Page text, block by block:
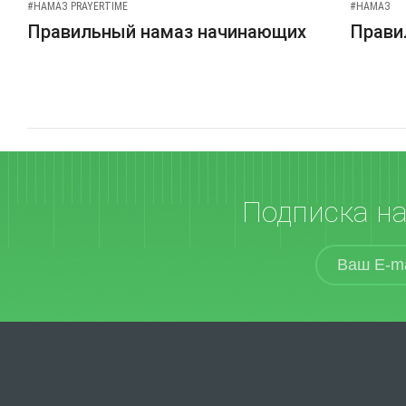
#НАМАЗ PRAYERTIME
Правильный намаз начинающих
#НАМАЗ
Подписка